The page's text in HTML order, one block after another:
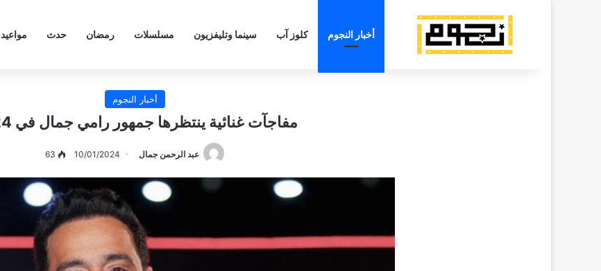
أخبار النجوم كلوز آب سينما وتليفزيون مسلسلات رمضان حدث مواعيد
أخبار النجوم
مفاجآت غنائية ينتظرها جمهور رامي جمال في 2024
عبد الرحمن جمال 10/01/2024
63